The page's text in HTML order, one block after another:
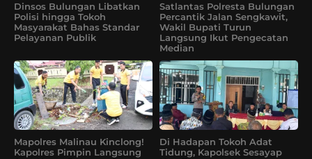
Dinsos Bulungan Libatkan
Polisi hingga Tokoh
Masyarakat Bahas Standar
Pelayanan Publik
Satlantas Polresta Bulungan
Percantik Jalan Sengkawit,
Wakil Bupati Turun
Langsung Ikut Pengecatan
Median
Mapolres Malinau Kinclong!
Kapolres Pimpin Langsung
Di Hadapan Tokoh Adat
Tidung, Kapolsek Sesayap